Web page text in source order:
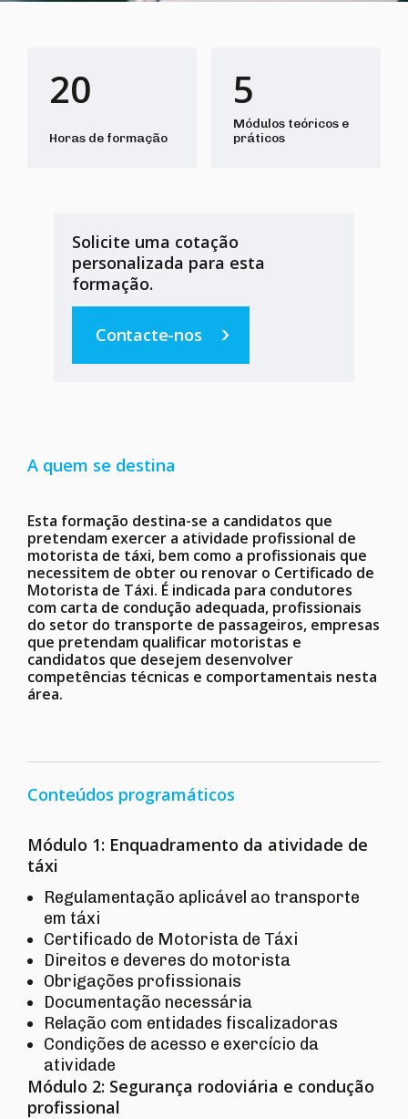
20
Horas de formação
5
Módulos teóricos e
práticos
Solicite uma cotação
personalizada para esta
formação.
Contacte-nos
A quem se destina
Esta formação destina-se a candidatos que
pretendam exercer a atividade profissional de
motorista de táxi, bem como a profissionais que
necessitem de obter ou renovar o Certificado de
Motorista de Táxi. É indicada para condutores
com carta de condução adequada, profissionais
do setor do transporte de passageiros, empresas
que pretendam qualificar motoristas e
candidatos que desejem desenvolver
competências técnicas e comportamentais nesta
área.
Conteúdos programáticos
Módulo 1: Enquadramento da atividade de
táxi
Regulamentação aplicável ao transporte
em táxi
Certificado de Motorista de Táxi
Direitos e deveres do motorista
Obrigações profissionais
Documentação necessária
Relação com entidades fiscalizadoras
Condições de acesso e exercício da
atividade
Módulo 2: Segurança rodoviária e condução
profissional